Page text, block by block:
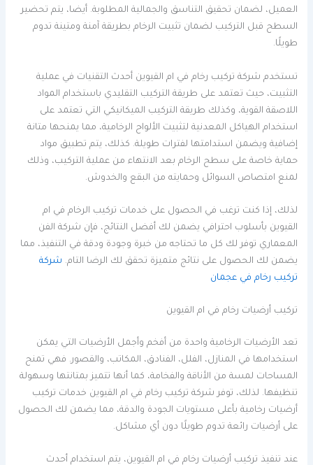
العميل، لضمان تحقيق التناسق والجمالية المطلوبة. أيضا، يتم تحضير
السطح قبل التركيب لضمان تثبيت الرخام بطريقة آمنة ومتينة تدوم
طويلًا.
تستخدم شركة تركيب رخام في ام القيوين أحدث التقنيات في عملية
التثبيت، حيث تعتمد على طريقة التركيب التقليدي باستخدام المواد
اللاصقة القوية، وكذلك طريقة التركيب الميكانيكي التي تعتمد على
استخدام الهياكل المعدنية لتثبيت الألواح الرخامية، مما يمنحها متانة
إضافية ويضمن استدامتها لفترات طويلة. كذلك، يتم تطبيق مواد
حماية خاصة على سطح الرخام بعد الانتهاء من عملية التركيب، وذلك
لمنع امتصاص السوائل وحمايته من البقع والخدوش.
لذلك، إذا كنت ترغب في الحصول على خدمات تركيب الرخام في ام
القيوين بأسلوب احترافي يضمن لك أفضل النتائج، فإن شركة الفن
المعماري توفر لك كل ما تحتاجه من خبرة وجودة ودقة في التنفيذ، مما
يضمن لك الحصول على نتائج متميزة تحقق لك الرضا التام. شركة
تركيب رخام في عجمان
تركيب أرضيات رخام في ام القيوين
تعد الأرضيات الرخامية واحدة من أفخم وأجمل الأرضيات التي يمكن
استخدامها في المنازل، الفلل، الفنادق، المكاتب، والقصور. فهي تمنح
المساحات لمسة من الأناقة والفخامة، كما أنها تتميز بمتانتها وسهولة
تنظيفها. لذلك، توفر شركة تركيب رخام في ام القيوين خدمات تركيب
أرضيات رخامية بأعلى مستويات الجودة والدقة، مما يضمن لك الحصول
على أرضيات رائعة تدوم طويلًا دون أي مشاكل.
عند تنفيذ تركيب أرضيات رخام في ام القيوين، يتم استخدام أحدث